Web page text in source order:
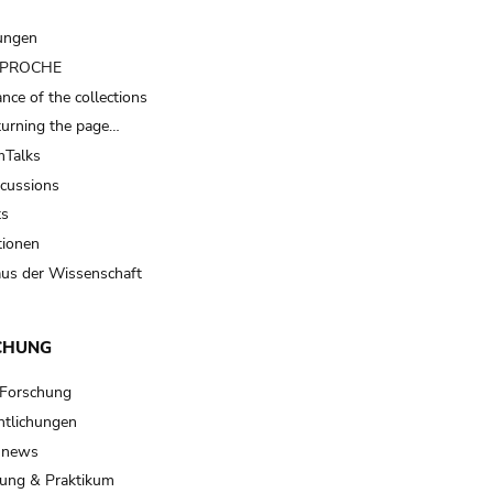
of the collections
the page…
der Wissenschaft
& Praktikum